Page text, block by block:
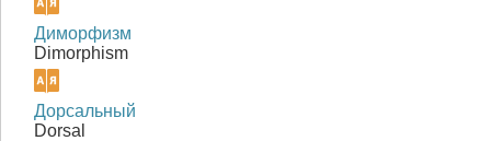
Диморфизм
Dimorphism
Дорсальный
Dorsal